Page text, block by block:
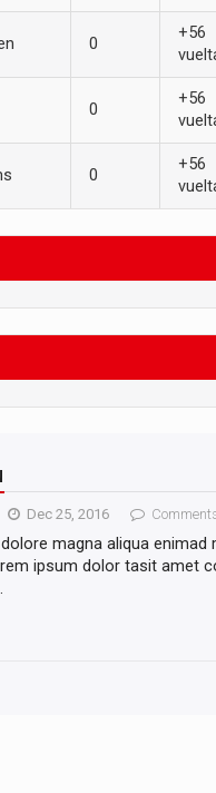
0
+56
0
+56
0
+56
Dec 25, 2016
magna aliqua
ipsum dolor tasit amet